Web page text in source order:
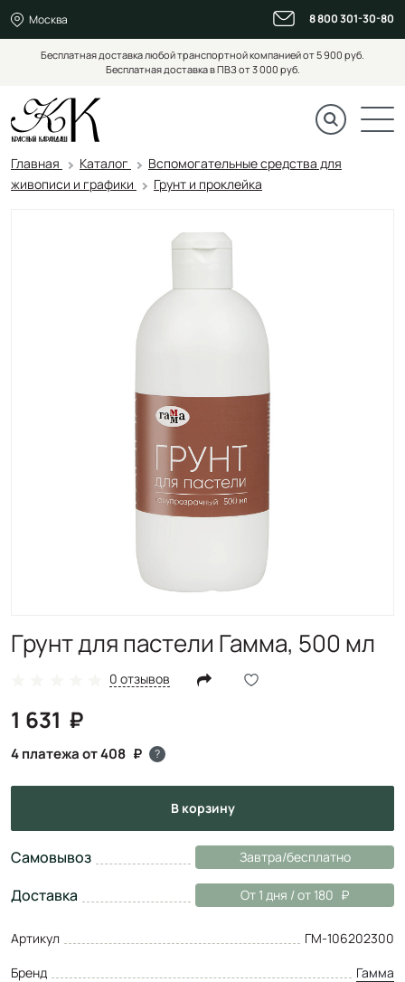
Москва 8 800 301-30-80
Бесплатная доставка любой транспортной компанией от 5 900 руб.
Бесплатная доставка в ПВЗ от 3 000 руб.
Главная Каталог
Вспомогательные средства для
живописи и графики
Грунт и проклейка
Грунт для пастели Гамма, 500 мл
0 отзывов
1 631
4 платежа от 408 ?
в корзину
Самовывоз Завтра/бесплатно
Доставка От 1 дня / от 180
Артикул
ГМ-106202300
Бренд
Гамма